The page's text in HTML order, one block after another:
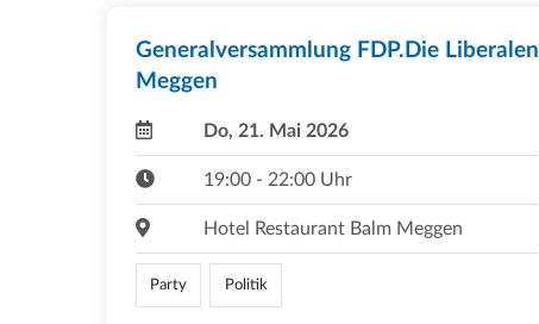
Generalversammlung FDP.Die Liberalen
Meggen
Do, 21. Mai 2026
19:00 - 22:00 Uhr
Hotel Restaurant Balm Meggen
Party Politik